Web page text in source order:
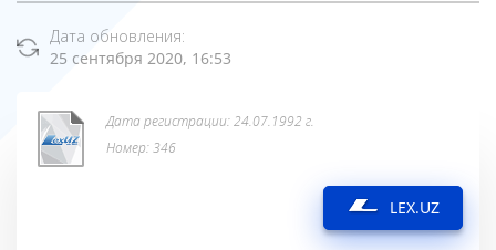
Дата обновления:
25 сентября 2020, 16:53
Дата регистрации: 24.07.1992 г.
Номер: 346
LEX.UZ